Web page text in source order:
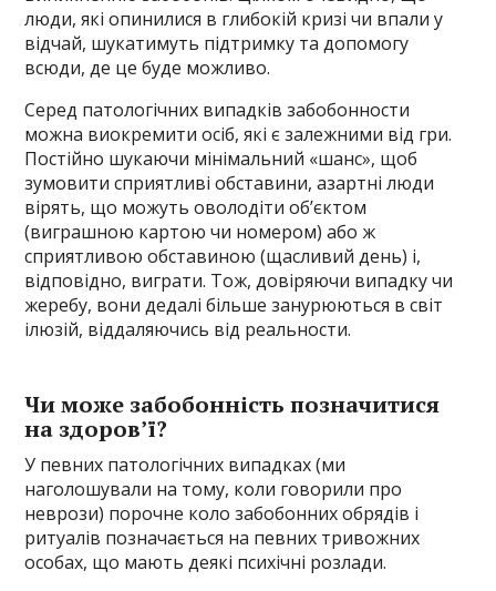
люди, які опинилися в глибокій кризі чи впали у
відчай, шукатимуть підтримку та допомогу
всюди, де це буде можливо.
Серед патологічних випадків забобонности
можна виокремити осіб, які є залежними від гри.
Постійно шукаючи мінімальний «шанс», щоб
зумовити сприятливі обставини, азартні люди
вірять, що можуть оволодіти об’єктом
(виграшною картою чи номером) або ж
сприятливою обставиною (щасливий день) і,
відповідно, виграти. Тож, довіряючи випадку чи
жеребу, вони дедалі більше занурюються в світ
ілюзій, віддаляючись від реальности.
Чи може забобонність позначитися
на здоров’ї?
У певних патологічних випадках (ми
наголошували на тому, коли говорили про
неврози) порочне коло забобонних обрядів і
ритуалів позначається на певних тривожних
особах, що мають деякі психічні розлади.